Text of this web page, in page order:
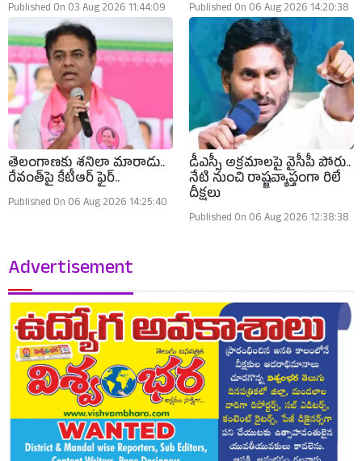
Published On 03 Aug 2026 11:44:09 Published On 06 Aug 2026 14:20:38
తెలంగాణకు శనిలా మారాడు..
రేవంత్‌పై కేటీఆర్ ఫైర్..
Published On 06 Aug 2026 14:25:40
డీఎస్సీ అక్రమాలపై వైసీపీ పోరు..
నేటి నుంచి రాష్ట్రవ్యాప్తంగా రిలే
దీక్షలు
Published On 06 Aug 2026 12:38:38
Advertisement